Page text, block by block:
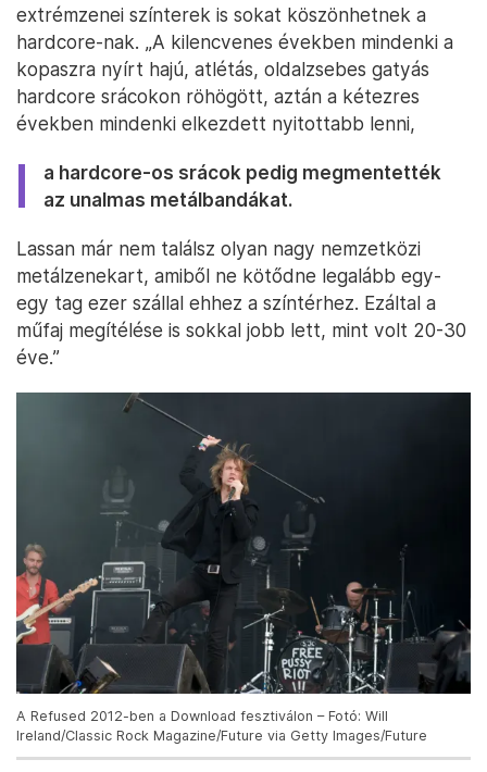
extrémzenei színterek is sokat köszönhetnek a
hardcore-nak. „A kilencvenes években mindenki a
kopaszra nyírt hajú, atlétás, oldalzsebes gatyás
hardcore srácokon röhögött, aztán a kétezres
években mindenki elkezdett nyitottabb lenni,
a hardcore-os srácok pedig megmentették
az unalmas metálbandákat.
Lassan már nem találsz olyan nagy nemzetközi
metálzenekart, amiből ne kötődne legalább egy-
egy tag ezer szállal ehhez a színtérhez. Ezáltal a
műfaj megítélése is sokkal jobb lett, mint volt 20-30
éve.”
A Refused 2012-ben a Download fesztiválon – Fotó: Will
Ireland/Classic Rock Magazine/Future via Getty Images/Future